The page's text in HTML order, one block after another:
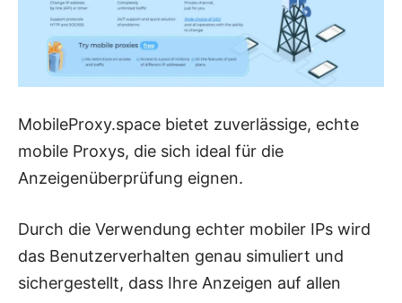
MobileProxy.space bietet zuverlässige, echte
mobile Proxys, die sich ideal für die
Anzeigenüberprüfung eignen.
Durch die Verwendung echter mobiler IPs wird
das Benutzerverhalten genau simuliert und
sichergestellt, dass Ihre Anzeigen auf allen